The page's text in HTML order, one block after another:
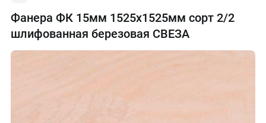
Фанера ФК 15мм 1525х1525мм сорт 2/2
шлифованная березовая СВЕЗА